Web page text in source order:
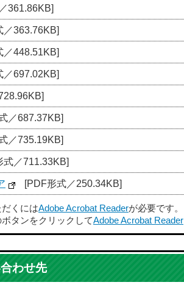
361.86KB]
／363.76KB]
／448.51KB]
／697.02KB]
／687.37KB]
／735.19KB]
式／711.33KB]
[PDF形式／250.34KB]
くにはAdobe Acrobat Readerが必要です。
タンをクリックしてAdobe Acrobat Reader
わせ先